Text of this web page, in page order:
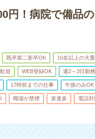
円！病院で備品
既卒第二新卒OK 10名以上の大
迎 WEB登録OK 週2～3日勤務
17時前までの仕事 午後のみOK
職場が禁煙 派遣多 電話対